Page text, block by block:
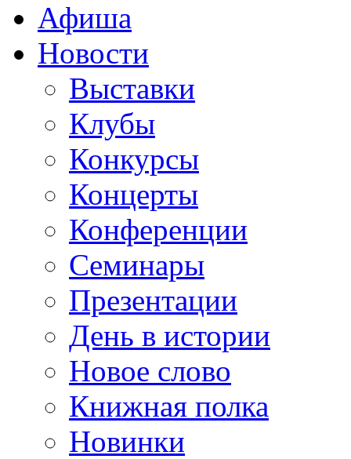
Афиша
Новости
Выставки
Клубы
Конкурсы
Концерты
Конференции
Семинары
Презентации
День в истории
Новое слово
Книжная полка
Новинки